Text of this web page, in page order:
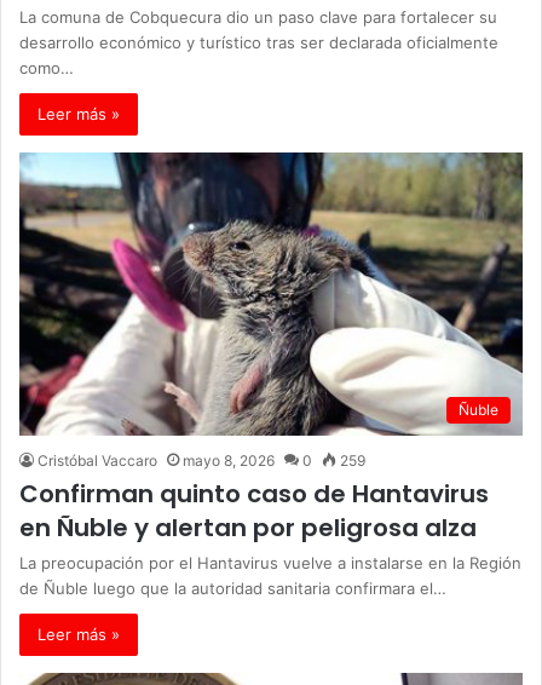
La comuna de Cobquecura dio un paso clave para fortalecer su
desarrollo económico y turístico tras ser declarada oficialmente
como…
Leer más »
Ñuble
Cristóbal Vaccaro mayo 8, 2026 0 259
Confirman quinto caso de Hantavirus
en Ñuble y alertan por peligrosa alza
La preocupación por el Hantavirus vuelve a instalarse en la Región
de Ñuble luego que la autoridad sanitaria confirmara el…
Leer más »